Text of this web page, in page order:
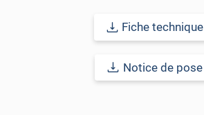
Grâce à son épaisseur, cet adhésif masque
imperfections. Classé A+ au test C.O.V et C-
: 10 ans en pose intérieur (anti
Fiche technique
Notice de pose